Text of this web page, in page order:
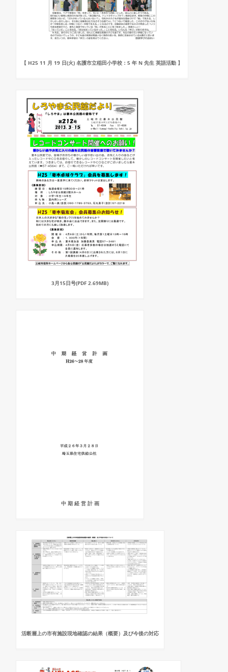
【 H25 11 月 19 日(火) 名護市立稲田小学校：5 年 N 先生 英語活動 】
3月15日号(PDF 2.69MB)
中 期 経 営 計 画
活断層上の市有施設現地確認の結果（概要）及び今後の対応